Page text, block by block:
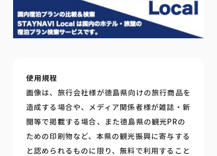
使用規程
画像は、旅行会社様が徳島県向けの旅行商品を
造成する場合や、メディア関係者様が雑誌・新
聞等で掲載する場合、また徳島県の観光PRの
ための印刷物など、本県の観光振興に寄与する
と認められるものに限り、無料で利用すること